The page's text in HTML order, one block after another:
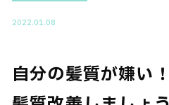
2022.01.08
自分の髪質が嫌い